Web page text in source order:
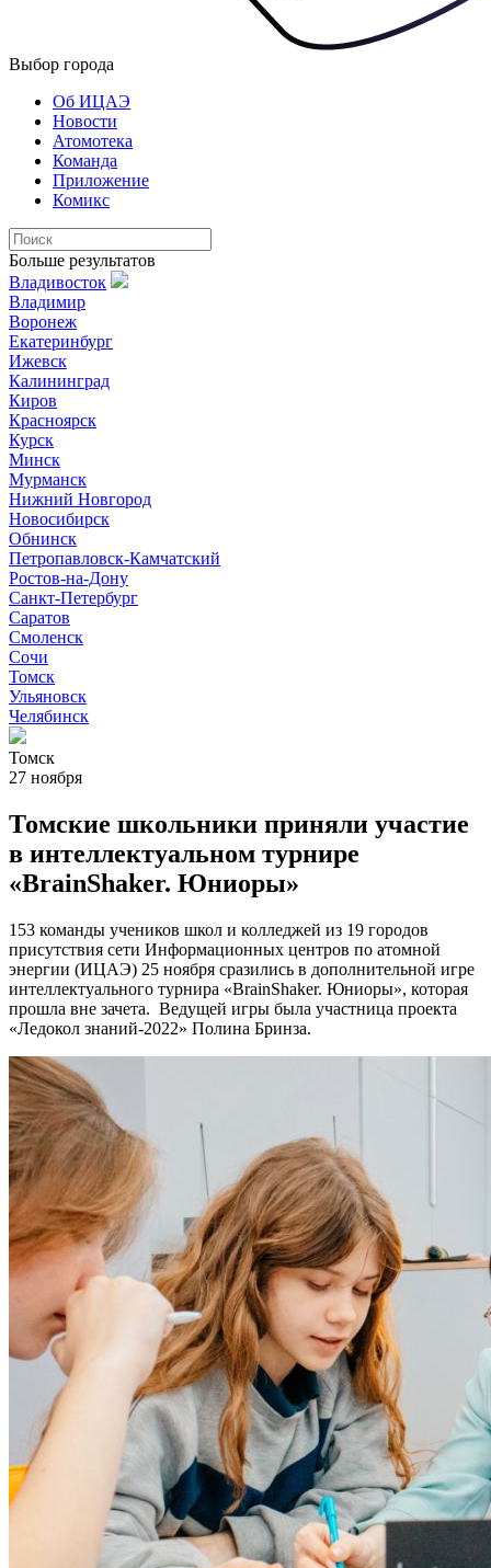
Выбор города
Об ИЦАЭ
Новости
Атомотека
Команда
Приложение
Комикс
Больше результатов
Владивосток
Владимир
Воронеж
Екатеринбург
Ижевск
Калининград
Киров
Красноярск
Курск
Минск
Мурманск
Нижний Новгород
Новосибирск
Обнинск
Петропавловск-Камчатский
Ростов-на-Дону
Санкт-Петербург
Саратов
Смоленск
Сочи
Томск
Ульяновск
Челябинск
Томск
27 ноября
Томские школьники приняли участие
в интеллектуальном турнире
«BrainShaker. Юниоры»
153 команды учеников школ и колледжей из 19 городов
присутствия сети Информационных центров по атомной
энергии (ИЦАЭ) 25 ноября сразились в дополнительной игре
интеллектуального турнира «BrainShaker. Юниоры», которая
прошла вне зачета. Ведущей игры была участница проекта
«Ледокол знаний-2022» Полина Бринза.